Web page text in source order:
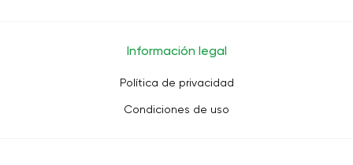
Información legal
Política de privacidad
Condiciones de uso